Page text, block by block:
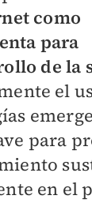
como
para
de la
el
para
en el